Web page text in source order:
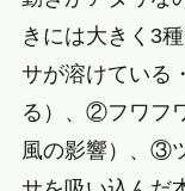
きには大きく3
サが溶けている
る）、②フワフ
風の影響）、③